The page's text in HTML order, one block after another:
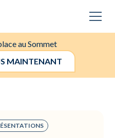
au Sommet
MAINTENANT